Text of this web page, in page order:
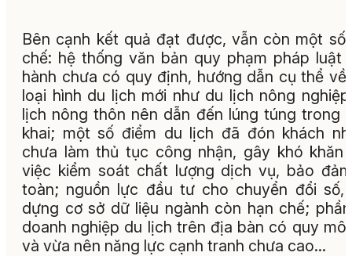
Bên cạnh kết quả đạt được, vẫn còn một số
chế: hệ thống văn bản quy phạm pháp luật
hành chưa có quy định, hướng dẫn cụ thể về
loại hình du lịch mới như du lịch nông
lịch nông thôn nên dẫn đến lúng túng trong
khai; một số điểm du lịch đã đón khách
chưa làm thủ tục công nhận, gây khó khăn
việc kiểm soát chất lượng dịch vụ, bảo
toàn; nguồn lực đầu tư cho chuyển đổi số,
dựng cơ sở dữ liệu ngành còn hạn chế;
doanh nghiệp du lịch trên địa bàn có quy mô
và vừa nên năng lực cạnh tranh chưa cao…